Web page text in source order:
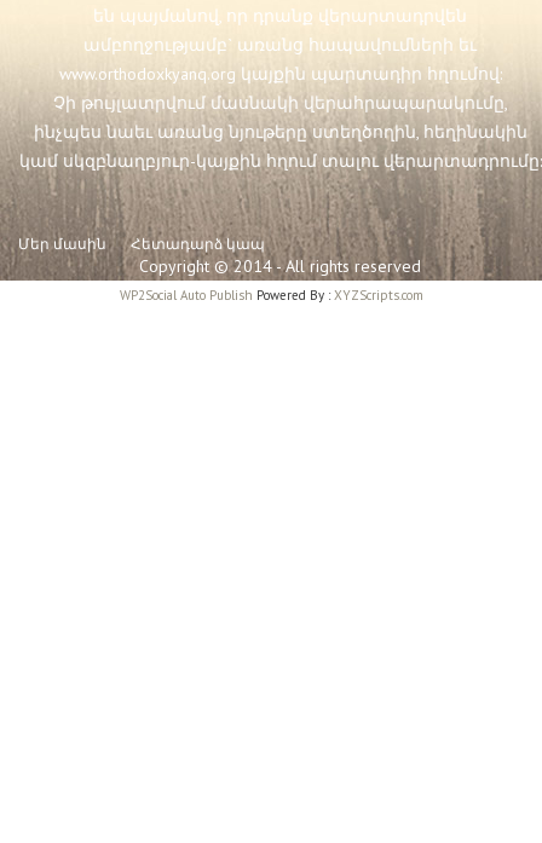
են պայմանով, որ դրանք վերարտադրվեն
ամբողջությամբ` առանց հապավումների եւ
www.orthodoxkyanq.org կայքին պարտադիր հղումով:
Չի թույլատրվում մասնակի վերահրապարակումը,
ինչպես նաեւ առանց նյութերը ստեղծողին, հեղինակին
կամ սկզբնաղբյուր-կայքին հղում տալու վերարտադրումը:
Մեր մասին Հետադարձ կապ
Copyright © 2014 - All rights reserved
WP2Social Auto Publish Powered By :XYZScripts.com